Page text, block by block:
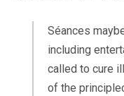
Séances
including
called to cure
of the